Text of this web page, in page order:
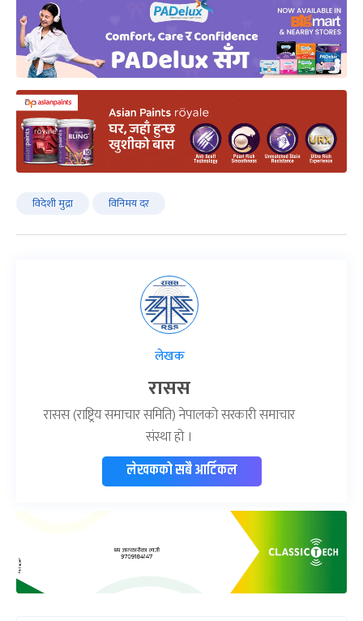
विदेशी मुद्रा विनिमय दर
लेखक
रासस
रासस (राष्ट्रिय समाचार समिति) नेपालको सरकारी समाचार
संस्था हो ।
लेखकको सबै आर्टिकल